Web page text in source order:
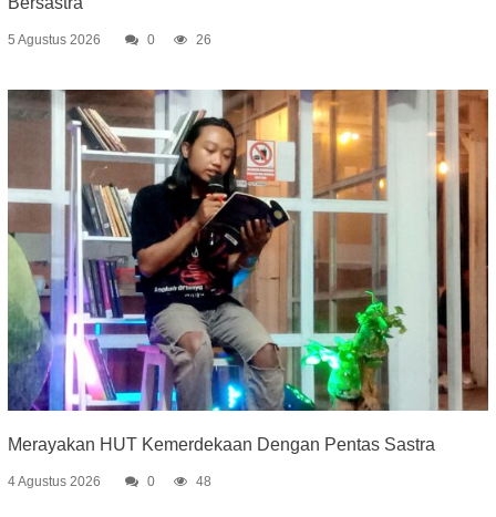
5 Agustus 2026 0 26
Merayakan HUT Kemerdekaan Dengan Pentas Sastra
4 Agustus 2026 0 48